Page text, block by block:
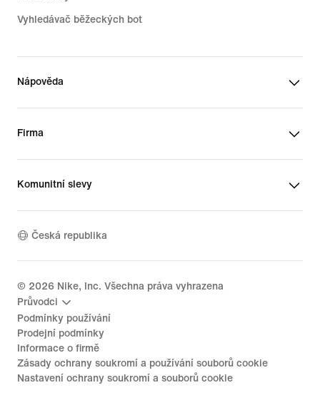
Vyhledávač běžeckých bot
Nápověda
Firma
Komunitní slevy
Česká republika
© 2026 Nike, Inc. Všechna práva vyhrazena
Průvodci
Podmínky používání
Prodejní podmínky
Informace o firmě
Zásady ochrany soukromí a používání souborů cookie
Nastavení ochrany soukromí a souborů cookie